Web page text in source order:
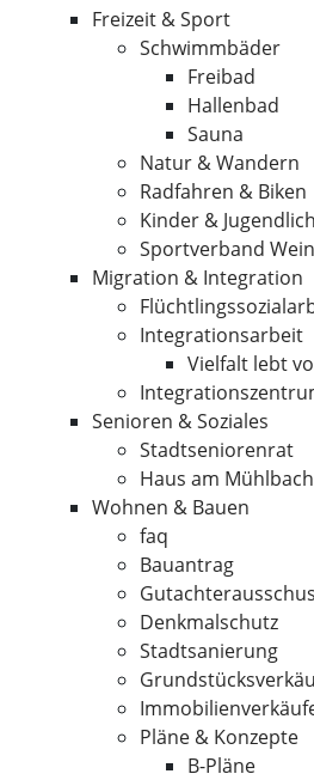
Freizeit & Sport
Schwimmbäder
Freibad
Hallenbad
Sauna
Natur & Wandern
Radfahren & Biken
Kinder &
Sportverband
Migration & Integration
Integrationsarbeit
Vielfalt lebt
Senioren & Soziales
Stadtseniorenrat
Haus am Mühlbach
Wohnen & Bauen
faq
Bauantrag
Denkmalschutz
Stadtsanierung
Pläne & Konzepte
B-Pläne